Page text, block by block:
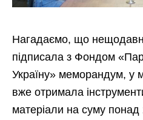
Нагадаємо, що
підписала з Фондом
Україну» меморандум, у
вже отримала
матеріали на суму